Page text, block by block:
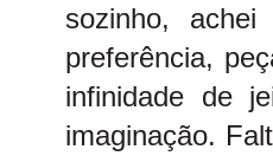
sozinho,
preferência,
infinidade de
imaginação.